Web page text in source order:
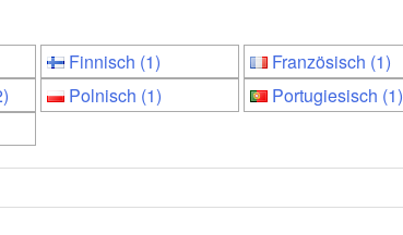
Finnisch (1)
Französisch (1)
Polnisch (1)
Portugiesisch (1)